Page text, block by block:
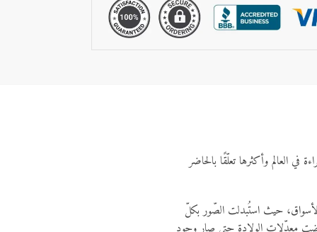
العالم وأكثرها تعلّقًا بالحاضر
حيث استُبدلت الصّور بكلّ